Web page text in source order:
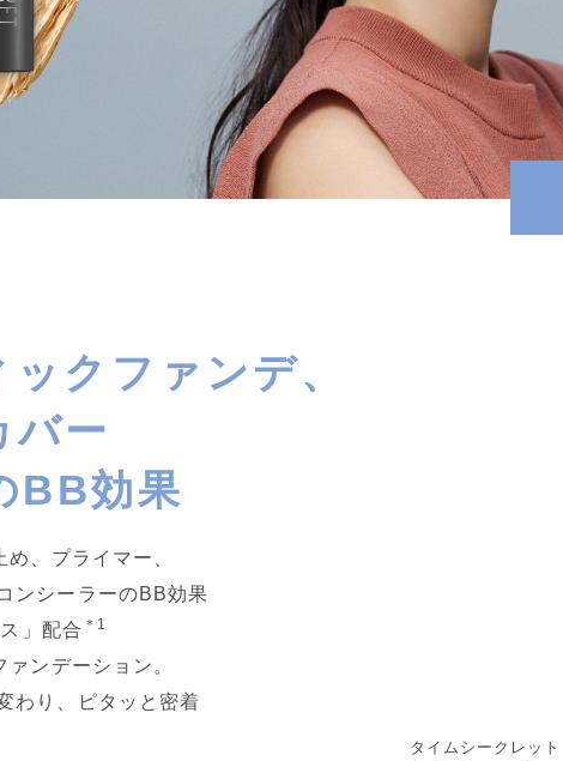
クファンデ、
バー
BB効果
、プライマー、
ンシーラーのBB効果
」配合 ＊1
ンデーション。
わり、ピタッと密着
タイムシークレット